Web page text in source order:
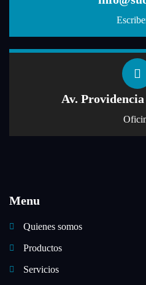
Av.
Menu
Quienes somos
Productos
Servicios